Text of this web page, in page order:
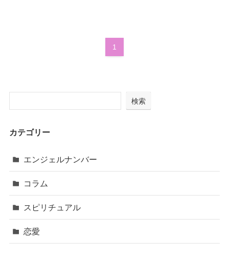
1
検索
カテゴリー
エンジェルナンバー
コラム
スピリチュアル
恋愛